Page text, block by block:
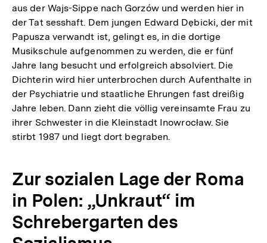
aus der Wajs-Sippe nach Gorzów und werden hier in
der Tat sesshaft. Dem jungen Edward Dębicki, der mit
Papusza verwandt ist, gelingt es, in die dortige
Musikschule aufgenommen zu werden, die er fünf
Jahre lang besucht und erfolgreich absolviert. Die
Dichterin wird hier unterbrochen durch Aufenthalte in
der Psychiatrie und staatliche Ehrungen fast dreißig
Jahre leben. Dann zieht die völlig vereinsamte Frau zu
ihrer Schwester in die Kleinstadt Inowrocław. Sie
stirbt 1987 und liegt dort begraben.
Zur sozialen Lage der Roma
in Polen: „Unkraut“ im
Schrebergarten des